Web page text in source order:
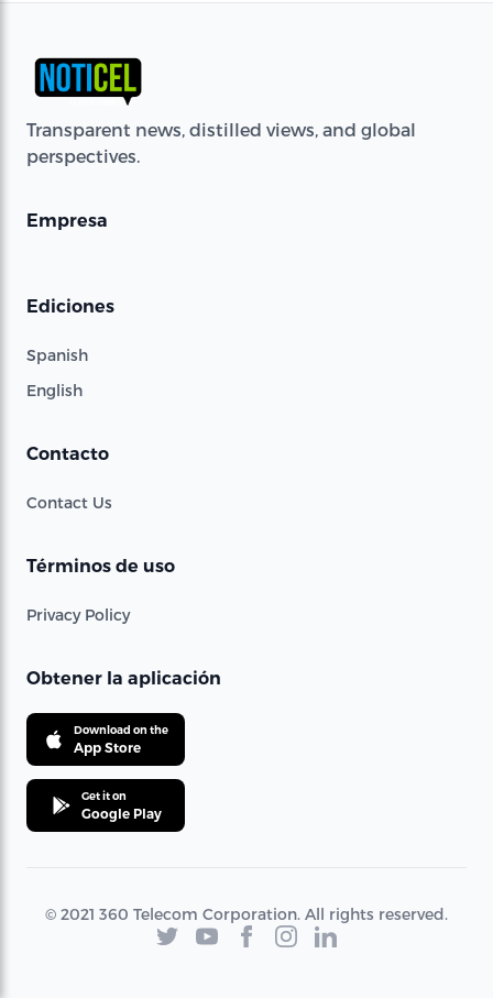
Transparent news, distilled views, and global
perspectives.
Empresa
Ediciones
Spanish
English
Contacto
Contact Us
Términos de uso
Privacy Policy
Obtener la aplicación
Download on the
App Store
Get it on
Google Play
© 2021 360 Telecom Corporation. All rights reserved.